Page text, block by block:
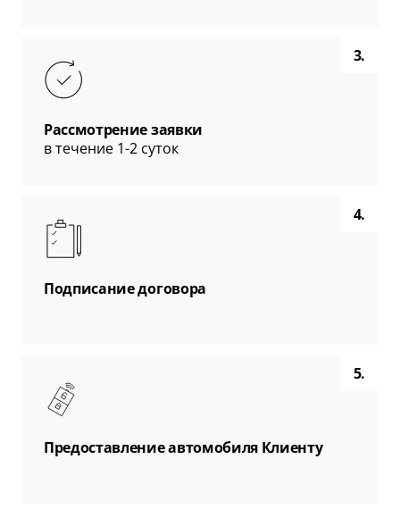
3.
Рассмотрение заявки
в течение 1-2 суток
4.
Подписание договора
5.
Предоставление автомобиля Клиенту